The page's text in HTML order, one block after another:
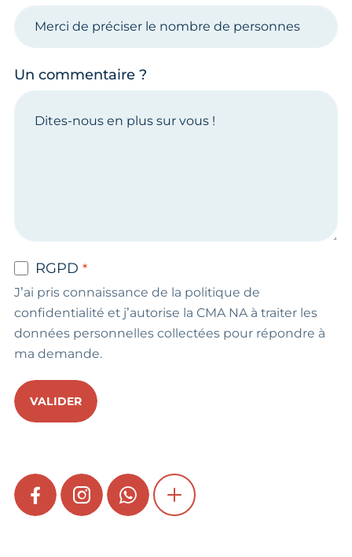
Un commentaire ?
RGPD
J’ai pris connaissance de la politique de
confidentialité et j’autorise la CMA NA à traiter les
données personnelles collectées pour répondre à
ma demande.
VALIDER
FACEBOOKINSTAGRAMWHATSAPPSHOW MORE